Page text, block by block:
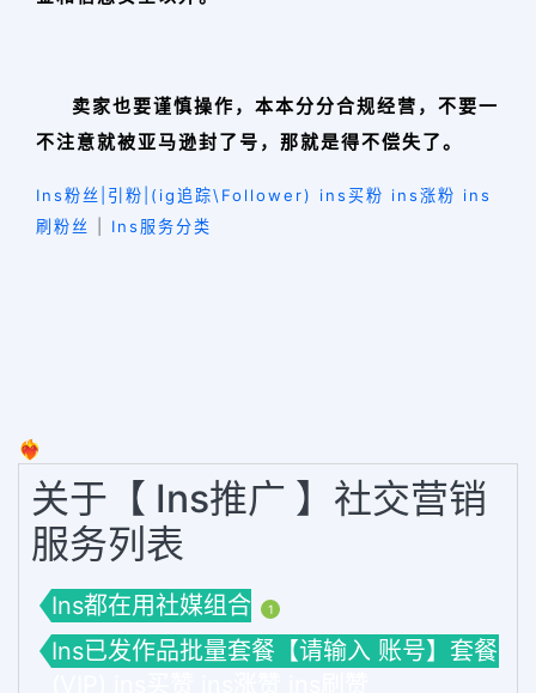
卖家也要谨慎操作，本本分分合规经营，不要一
不注意就被亚马逊封了号，那就是得不偿失了。
Ins粉丝|引粉|(ig追踪\Follower) ins买粉 ins涨粉 ins
刷粉丝
Ins服务分类
❤️‍🔥
关于【 Ins推广 】社交营销
服务列表
Ins都在用社媒组合 1
Ins已发作品批量套餐【请输入 账号】套餐